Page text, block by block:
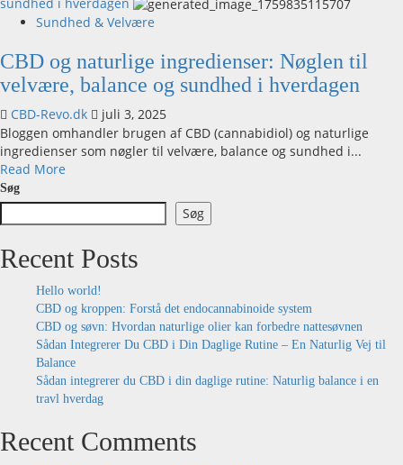
en
hverdag
CBD
kroppen:
Forstå
det
endocannabinoide
system
og
forskningen
Sundhed & Velvære
CBD og naturlige ingredienser: Nøglen til
velvære, balance og sundhed i hverdagen
CBD-Revo.dk
juli 3, 2025
Bloggen omhandler brugen af CBD (cannabidiol) og naturlige
ingredienser som nøgler til velvære, balance og sundhed i...
Read More
about
CBD
naturlige
Nøglen
til
velvære,
balance
og
sundhed
i
Søg
Søg
Recent Posts
Hello world!
CBD og kroppen: Forstå det endocannabinoide system
CBD og søvn: Hvordan naturlige olier kan forbedre nattesøvnen
Sådan Integrerer Du CBD i Din Daglige Rutine – En Naturlig Vej til
Balance
Sådan integrerer du CBD i din daglige rutine: Naturlig balance i en
travl hverdag
Recent Comments